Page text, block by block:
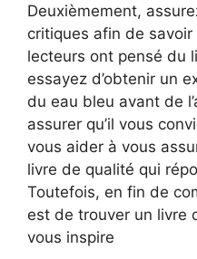
Deuxièmement,
critiques afin de
lecteurs ont pensé du
essayez d’obtenir un
du eau bleu avant de
assurer qu’il vous
vous aider à vous
livre de qualité qui
Toutefois, en fin de
est de trouver un livre
vous inspire